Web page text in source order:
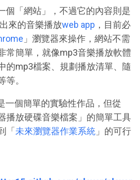
個「網站」，不過它的內容則是
來的音樂播放web app ，目前必
」瀏覽器來操作，網站不需
常簡單，就像mp3音樂播放軟體
的mp3檔案、規劃播放清單、隨
等。
一個簡單的實驗性作品，但從
播放硬碟音樂檔案」的簡單工具
「 未來瀏覽器作業系統 」的可行